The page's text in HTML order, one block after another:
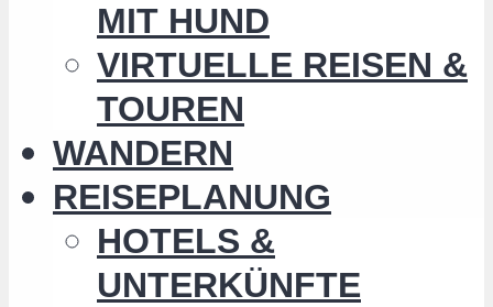
MIT HUND
VIRTUELLE REISEN &
TOUREN
WANDERN
REISEPLANUNG
HOTELS &
UNTERKÜNFTE